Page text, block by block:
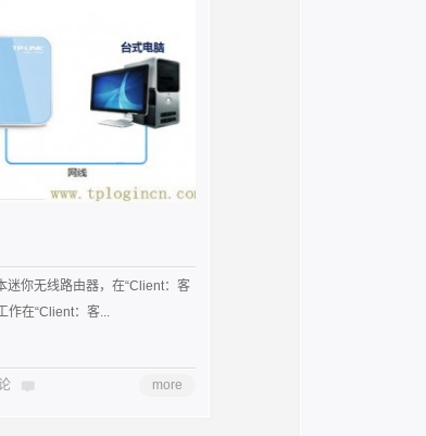
你无线路由器，在“Client：客
作在“Client：客...
more